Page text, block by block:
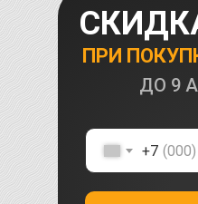
ПРИ
ДО 9
+7